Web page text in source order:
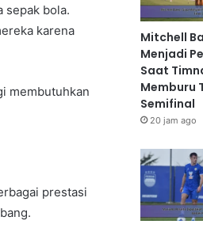
sepak bola.
karena
membutuhkan
prestasi
Mitchell
Menjadi
Saat
Memburu
Semifinal
20 jam ago